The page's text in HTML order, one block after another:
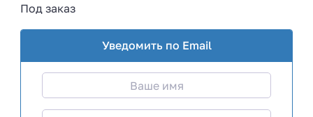
Под заказ
Уведомить по Email